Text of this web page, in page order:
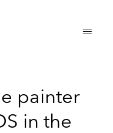
painter
in the